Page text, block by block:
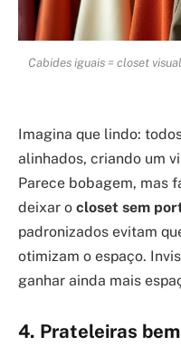
Cabides iguais = closet
Imagina que lindo:
alinhados, criando um
Parece bobagem, mas
deixar o closet sem
padronizados evitam
otimizam o espaço.
ganhar ainda mais
4. Prateleiras